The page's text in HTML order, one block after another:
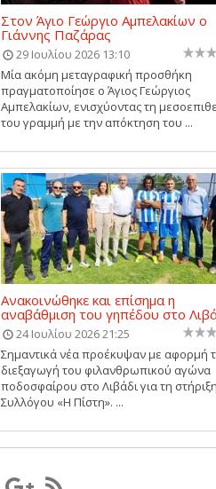
Στον Άγιο Γεώργιο Αμπελακίων ο
Γιάννης Παζάρας
29 Ιουλίου 2026 13:10
Μία ακόμη μεταγραφική προσθήκη
πραγματοποίησε ο Άγιος Γεώργιος
Αμπελακίων, ενισχύοντας τη
του γραμμή με την απόκτηση του ...
Ανακοινώθηκε και επίσημα η
αναβάθμιση του γηπέδου στο
24 Ιουλίου 2026 21:25
Σημαντικά νέα προέκυψαν με αφορμή
διεξαγωγή του φιλανθρωπικού αγώνα
ποδοσφαίρου στο Λιβάδι για τη
Συλλόγου «Η Πίστη». ...